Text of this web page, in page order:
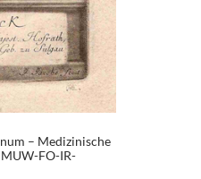
– Medizinische
FO-IR-